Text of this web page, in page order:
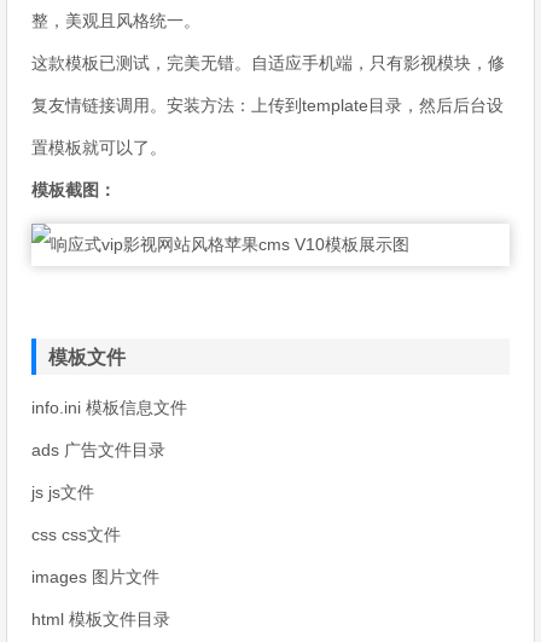
整，美观且风格统一。
这款模板已测试，完美无错。自适应手机端，只有影视模块，修
复友情链接调用。安装方法：上传到template目录，然后后台设
置模板就可以了。
模板截图：
模板文件
info.ini 模板信息文件
ads 广告文件目录
js js文件
css css文件
images 图片文件
html 模板文件目录